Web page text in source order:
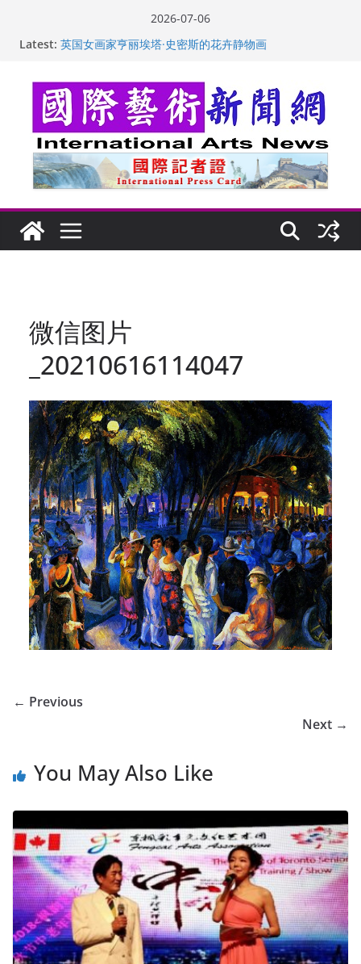
2026-07-06
Latest: 英国女画家亨丽埃塔·史密斯的花卉静物画
玛丽安娜·卡拉切娃的绘画：幽默和难以言喻的快乐
苏方 ：“字”得其乐
“梵心”归处：一场展览 连着攀枝花的千里乡愁
微信图片
_20210616114047
← Previous
Next →
You May Also Like